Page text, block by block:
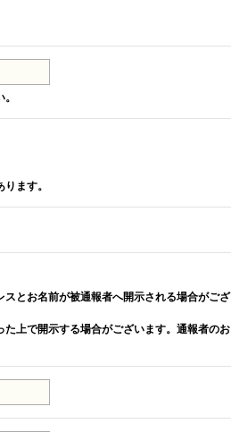
ます。
とお名前が被通報者へ開示される場合がござ
上で開示する場合がございます。通報者のお